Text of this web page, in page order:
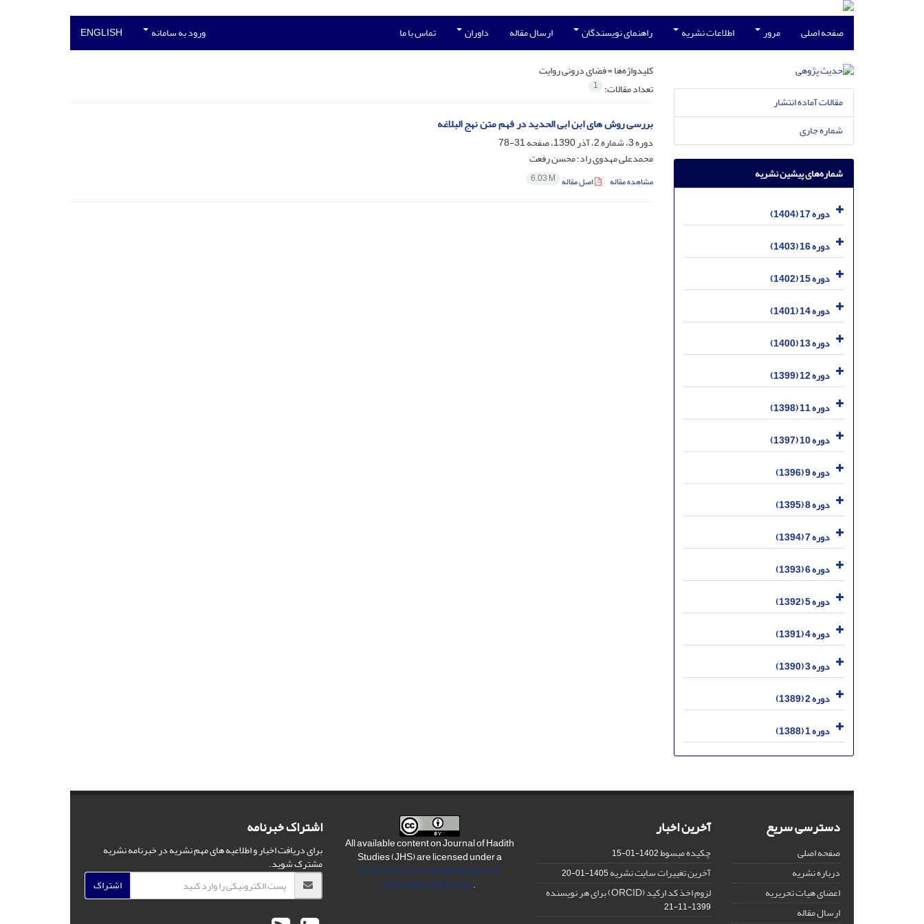
صفحه اصلی مرور اطلاعات نشریه راهنمای نویسندگان ارسال مقاله داوران تماس با ما ورود به سامانه ENGLISH
کلیدواژه‌ها =فضای درونی روایت
تعداد مقالات: 1
بررسی روش های ابن ابی الحدید در فهم متن نهج البلاغه
دوره 3، شماره 2، آذر 1390، صفحه
31-78
محمدعلی مهدوی راد؛ محسن رفعت
مشاهده مقاله اصل مقاله 6.03 M
مقالات آماده انتشار
شماره جاری
شماره‌های پیشین نشریه
دوره 17 (1404)
دوره 16 (1403)
دوره 15 (1402)
دوره 14 (1401)
دوره 13 (1400)
دوره 12 (1399)
دوره 11 (1398)
دوره 10 (1397)
دوره 9 (1396)
دوره 8 (1395)
دوره 7 (1394)
دوره 6 (1393)
دوره 5 (1392)
دوره 4 (1391)
دوره 3 (1390)
دوره 2 (1389)
دوره 1 (1388)
دسترسی سریع
صفحه اصلی
درباره نشریه
اعضای هیات تحریریه
ارسال مقاله
آخرین اخبار
چکیده مبسوط1402-01-15
آخرین تغییرات سایت نشریه1405-01-20
لزوم اخذ کد ارکید (ORCID) برای هر نویسنده
1399-11-21
All available content on Journal of Hadith
Studies (JHS) are licensed under a
Creative Commons Attribution 4.0
International License.
اشتراک خبرنامه
برای دریافت اخبار و اطلاعیه های مهم نشریه در خبرنامه نشریه
مشترک شوید.
اشتراک